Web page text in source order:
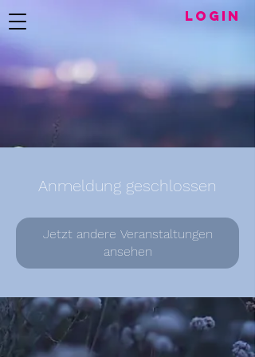
LogIN
Anmeldung geschlossen
Jetzt andere Veranstaltungen
ansehen